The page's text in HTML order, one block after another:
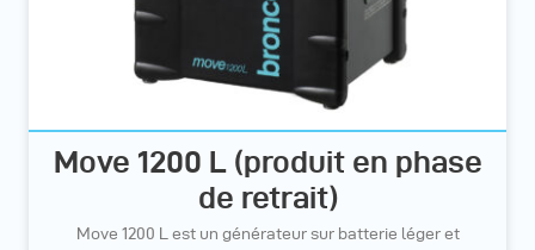
Move 1200 L (produit en phase
de retrait)
Move 1200 L est un générateur sur batterie léger et